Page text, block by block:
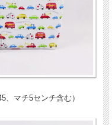
マチ5センチ含む）